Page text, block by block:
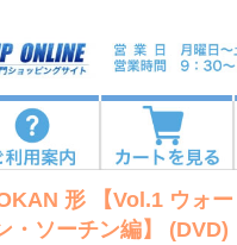
形 【Vol.1 ウォ
・ソーチン編】 (DVD)